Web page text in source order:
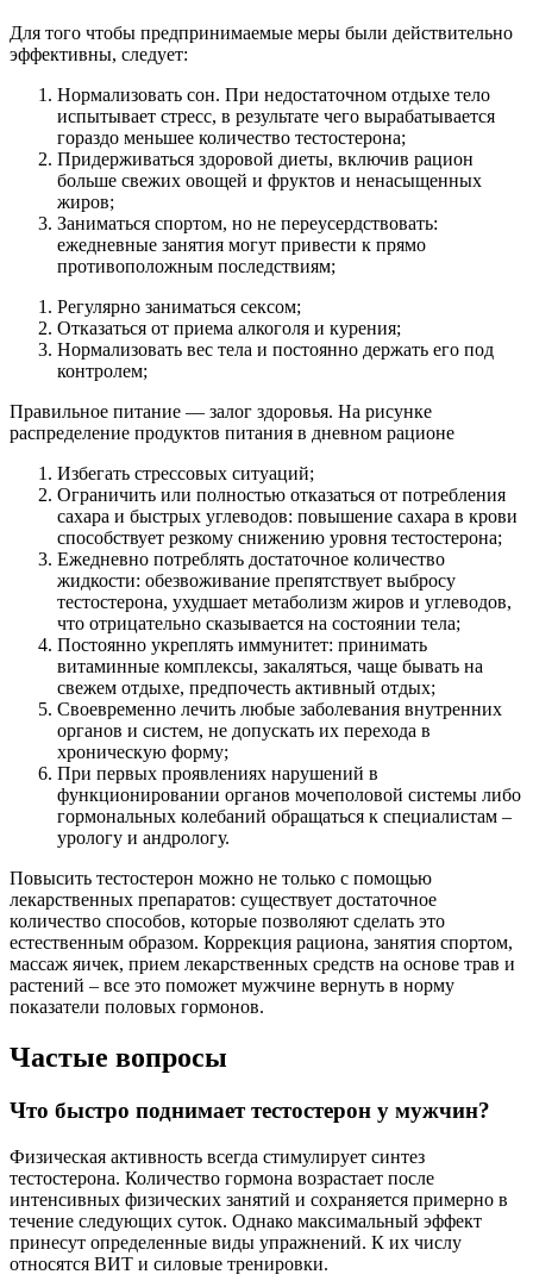
Для того чтобы предпринимаемые меры были действительно
эффективны, следует:
Нормализовать сон. При недостаточном отдыхе тело
испытывает стресс, в результате чего вырабатывается
гораздо меньшее количество тестостерона;
Придерживаться здоровой диеты, включив рацион
больше свежих овощей и фруктов и ненасыщенных
жиров;
Заниматься спортом, но не переусердствовать:
ежедневные занятия могут привести к прямо
противоположным последствиям;
Регулярно заниматься сексом;
Отказаться от приема алкоголя и курения;
Нормализовать вес тела и постоянно держать его под
контролем;
Правильное питание — залог здоровья. На рисунке
распределение продуктов питания в дневном рационе
Избегать стрессовых ситуаций;
Ограничить или полностью отказаться от потребления
сахара и быстрых углеводов: повышение сахара в крови
способствует резкому снижению уровня тестостерона;
Ежедневно потреблять достаточное количество
жидкости: обезвоживание препятствует выбросу
тестостерона, ухудшает метаболизм жиров и углеводов,
что отрицательно сказывается на состоянии тела;
Постоянно укреплять иммунитет: принимать
витаминные комплексы, закаляться, чаще бывать на
свежем отдыхе, предпочесть активный отдых;
Своевременно лечить любые заболевания внутренних
органов и систем, не допускать их перехода в
хроническую форму;
При первых проявлениях нарушений в
функционировании органов мочеполовой системы либо
гормональных колебаний обращаться к специалистам –
урологу и андрологу.
Повысить тестостерон можно не только с помощью
лекарственных препаратов: существует достаточное
количество способов, которые позволяют сделать это
естественным образом. Коррекция рациона, занятия спортом,
массаж яичек, прием лекарственных средств на основе трав и
растений – все это поможет мужчине вернуть в норму
показатели половых гормонов.
Частые вопросы
Что быстро поднимает тестостерон у мужчин?
Физическая активность всегда стимулирует синтез
тестостерона. Количество гормона возрастает после
интенсивных физических занятий и сохраняется примерно в
течение следующих суток. Однако максимальный эффект
принесут определенные виды упражнений. К их числу
относятся ВИТ и силовые тренировки.